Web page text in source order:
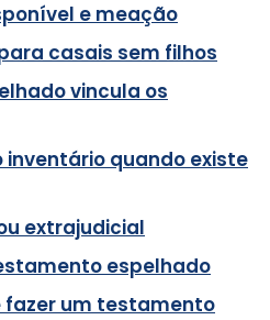
e meação
casais sem filhos
vincula os
inventário quando existe
extrajudicial
espelhado
fazer um testamento